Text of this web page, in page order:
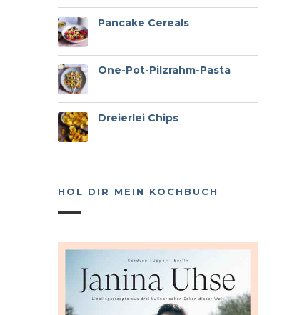
Pancake Cereals
One-Pot-Pilzrahm-Pasta
Dreierlei Chips
HOL DIR MEIN KOCHBUCH